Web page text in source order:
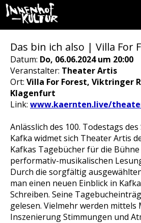
Das bin ich also | Villa For
Datum: Do, 06.06.2024 um 20:00
Veranstalter: Theater Artis
Ort: Villa For Forest, Viktringer
Klagenfurt
Link: www.kaernten.live/
Anlässlich des 100. Todestags
Kafka widmet sich Theater Artis
Kafkas Tagebücher für die
performativ-musikalischen
Durch die sorgfältig
man einen neuen Einblick in
Schreiben. Seine
gelesen. Vielmehr werden mittels
Inszenierung Stimmungen und